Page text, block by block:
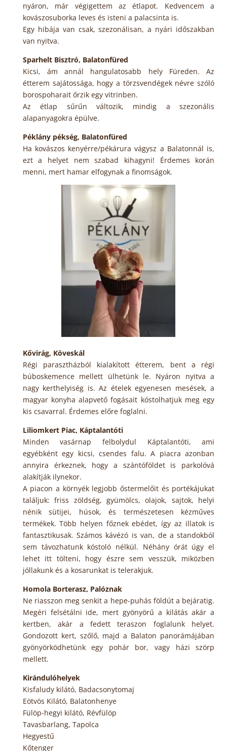
nyáron, már végigettem az étlapot. Kedvencem a
kovászosuborka leves és isteni a palacsinta is.
Egy hibája van csak, szezonálisan, a nyári időszakban
van nyitva.
Sparhelt Bisztró, Balatonfüred
Kicsi, ám annál hangulatosabb hely Füreden. Az
étterem sajátossága, hogy a törzsvendégek névre szóló
borospoharait őrzik egy vitrinben.
Az étlap sűrűn változik, mindig a szezonális
alapanyagokra épülve.
Péklány pékség, Balatonfüred
Ha kovászos kenyérre/pékárura vágysz a Balatonnál is,
ezt a helyet nem szabad kihagyni! Érdemes korán
menni, mert hamar elfogynak a finomságok.
Kővirág, Köveskál
Régi parasztházból kialakított étterem, bent a régi
búboskemence mellett ülhetünk le. Nyáron nyitva a
nagy kerthelyiség is. Az ételek egyenesen mesések, a
magyar konyha alapvető fogásait kóstolhatjuk meg egy
kis csavarral. Érdemes előre foglalni.
Liliomkert Piac, Káptalantóti
Minden vasárnap felbolydul Káptalantóti, ami
egyébként egy kicsi, csendes falu. A piacra azonban
annyira érkeznek, hogy a szántóföldet is parkolóvá
alakítják ilynekor.
A piacon a környék legjobb őstermelőit és portékájukat
találjuk: friss zöldség, gyümölcs, olajok, sajtok, helyi
nénik sütijei, húsok, és természetesen kézműves
termékek. Több helyen főznek ebédet, így az illatok is
fantasztikusak. Számos kávézó is van, de a standokból
sem távozhatunk kóstoló nélkül. Néhány órát úgy el
lehet itt tölteni, hogy észre sem vesszük, miközben
jóllakunk és a kosarunkat is telerakjuk.
Homola Borterasz, Palóznak
Ne riasszon meg senkit a hepe-puhás földút a bejáratig.
Megéri felsétálni ide, mert gyönyörű a kilátás akár a
kertben, akár a fedett teraszon foglalunk helyet.
Gondozott kert, szőlő, majd a Balaton panorámájában
gyönyörködhetünk egy pohár bor, vagy házi szörp
mellett.
Kirándulóhelyek
Kisfaludy kilátó, Badacsonytomaj
Eötvös Kilátó, Balatonhenye
Fülöp-hegyi kilátó, Révfülöp
Tavasbarlang, Tapolca
Hegyestű
Kőtenger